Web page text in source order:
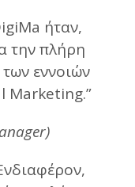
ήταν,
την πλήρη
εννοιών
Μarketing.”